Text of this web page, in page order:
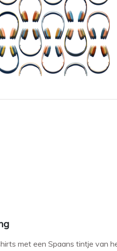
met een Spaans tintje van